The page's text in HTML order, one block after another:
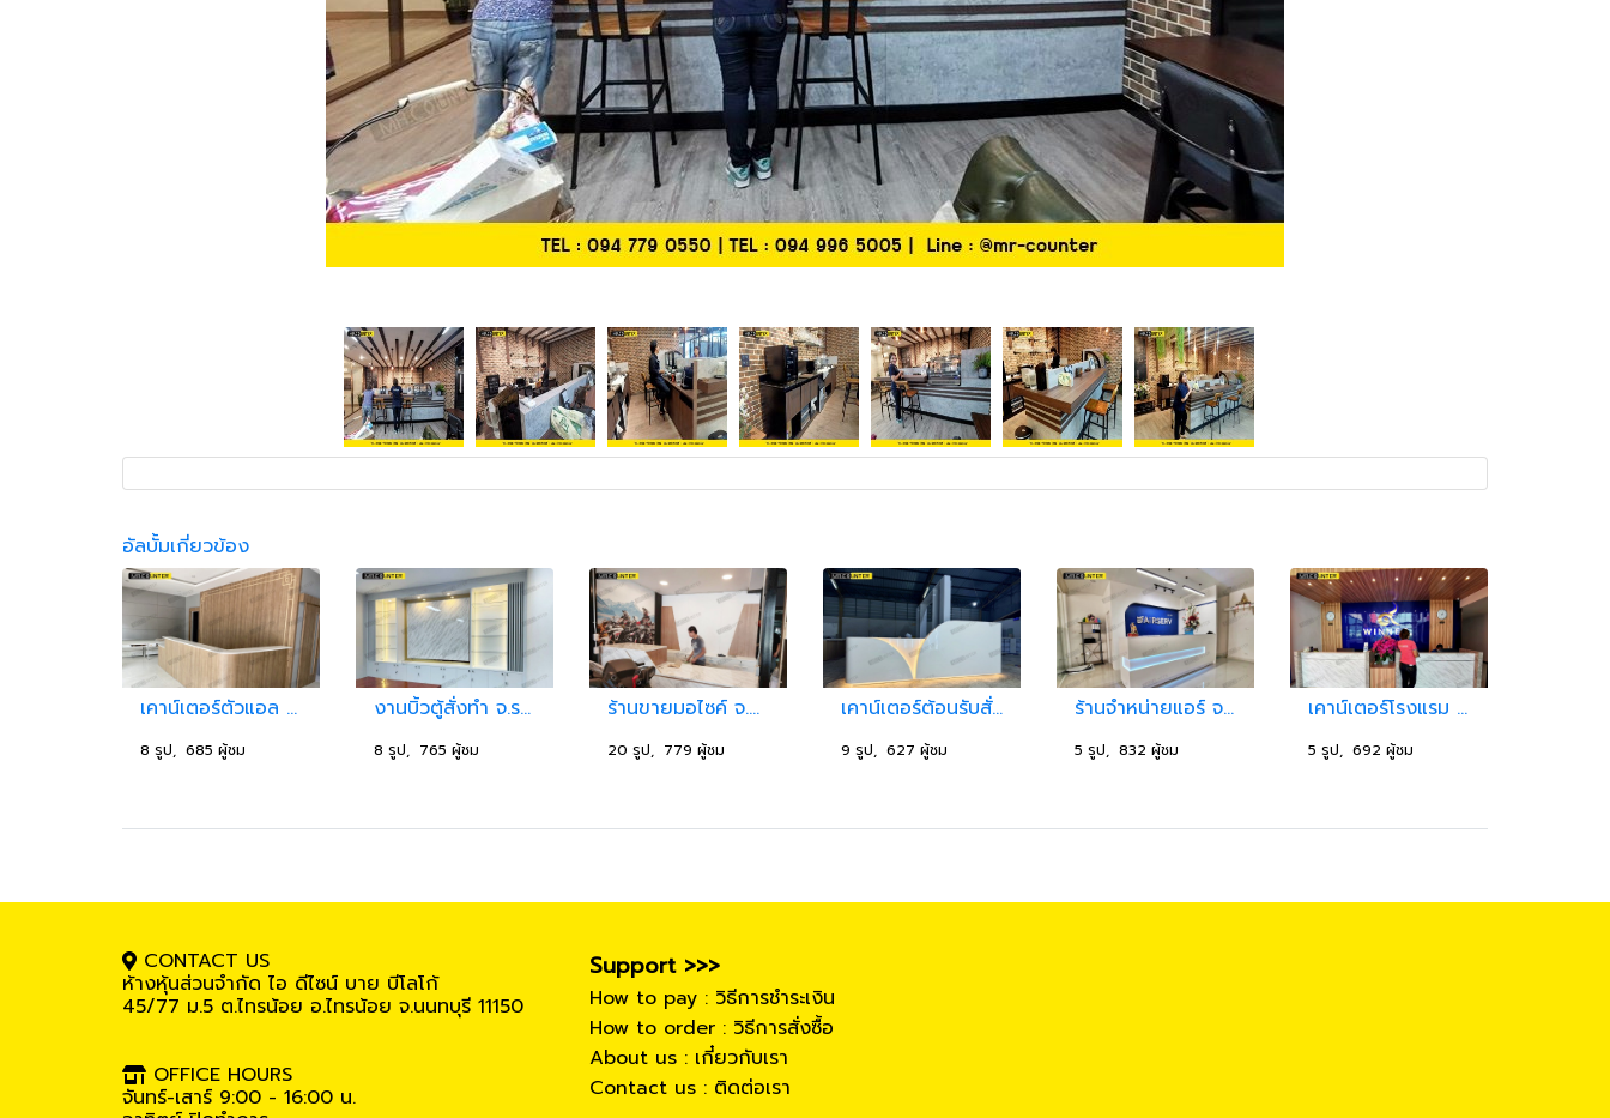
อัลบั้มเกี่ยวข้อง
เคาน์เตอร์ตัวแอล Pet8
8 รูป, 685 ผู้ชม
งานบิ้วตู้สั่งทำ จ.ราชบุรี
8 รูป, 765 ผู้ชม
ร้านขายมอไซค์ จ.ลพบุรี
20 รูป, 779 ผู้ชม
เคาน์เตอร์ต้อนรับสั่งทำ รามอินทรา
9 รูป, 627 ผู้ชม
ร้านจำหน่ายแอร์ จ.นนทบุรี
5 รูป, 832 ผู้ชม
เคาน์เตอร์โรงแรม จ.สมุทรปราการ
5 รูป, 692 ผู้ชม
CONTACT US
ห้างหุ้นส่วนจำกัด ไอ ดีไซน์ บาย บีโลโก้
45/77 ม.5 ต.ไทรน้อย อ.ไทรน้อย จ.นนทบุรี 11150
OFFICE HOURS
จันทร์-เสาร์ 9:00 - 16:00 น.
Support >>>
How to pay : วิธีการชำระเงิน
How to order : วิธีการสั่งซื้อ
About us : เกี๋ยวกับเรา
Contact us : ติดต่อเรา